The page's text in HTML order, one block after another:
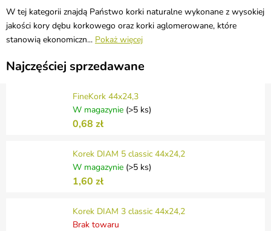
W tej kategorii znajdą Państwo korki naturalne wykonane z wysokiej
jakości kory dębu korkowego oraz korki aglomerowane, które
stanowią ekonomiczn... Pokaż więcej
Najczęściej sprzedawane
FineKork 44x24,3
W magazynie (>5 ks)
0,68 zł
Korek DIAM 5 classic 44x24,2
W magazynie (>5 ks)
1,60 zł
Korek DIAM 3 classic 44x24,2
Brak towaru